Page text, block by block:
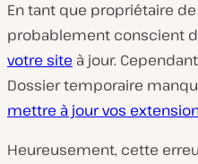
En tant que propriétaire
probablement conscient
votre site à jour.
Dossier temporaire
mettre à jour vos
Heureusement, cette